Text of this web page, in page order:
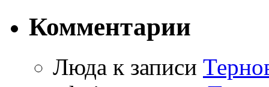
Комментарии
Люда к записи